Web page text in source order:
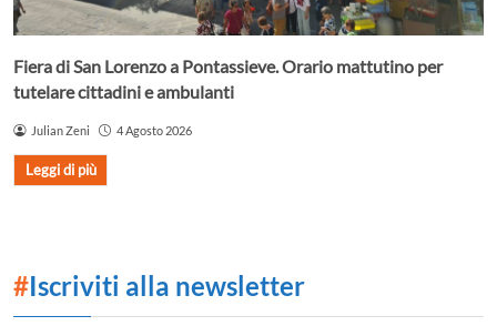
Fiera di San Lorenzo a Pontassieve. Orario mattutino per
tutelare cittadini e ambulanti
Julian Zeni 4 Agosto 2026
Leggi di più
#Iscriviti alla newsletter